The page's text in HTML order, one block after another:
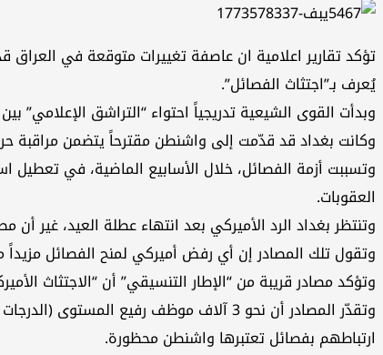
يُعرف بـ”اجتثاث الفصائل”.
وبدأت القوى الشيعية تدريجياً احتواء “التراشق
وكانت بغداد قد قدّمت إلى واشنطن مقترحاً يتضمن مراقبة
وتسببت أزمة الفصائل، خلال الأسابيع الماضية، في
العقوبات.
وتنتظر بغداد الرد الأميركي بعد انتهاء عطلة العيد، غير
وتقول تلك المصادر إن أي رفض أميركي لمنح الفصائل
وتؤكد مصادر قريبة من “الإطار التنسيقي” أن “الاجتثاث
وتقدّر المصادر أن نحو 3 آلاف موظف
ارتباطهم بفصائل تعتبرها واشنطن محظورة.